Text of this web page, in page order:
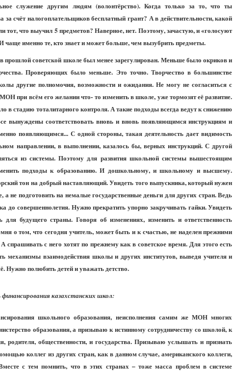
служение другим людям (волонтёрство). Когда только за то, что ты
счёт налогоплательщиков бесплатный грант? А в действительности, какой
тот, что выучил 5 предметов? Наверное, нет. Поэтому, зачастую, и «голосуют
именно те, кто знает и может больше, чем вызубрить предметы.
прошлой советской школе был менее зарегулирован. Меньше было окриков и
Проверяющих было меньше. Это точно. Творчество в большинстве
другие полномочия, возможности и ожидания. Не могу не согласиться с
при всём его желании что- то изменить в школе, уже тормозят её развитие.
в стадию тоталитарного контроля. А такие подходы всегда ведут к снижению
вынуждены соответствовать вновь и вновь появляющимся инструкциям и
появляющимся... С одной стороны, такая деятельность дает видимость
направлении, в выполнении, казалось бы, верных инструкций. С другой
из системы. Поэтому для развития школьной системы вышестоящим
подходы к образованию. И дошкольному, и школьному и высшему.
тон на добрый наставляющий. Увидеть того выпускника, который нужен
а не подготовить на немалые государственные деньги для других стран. Ведь
до совершеннолетия. Нужно прекратить упорно закручивать гайки. Увидеть
для будущего страны. Говоря об изменениях, изменить и ответственность
о том, что сегодня учитель, может быть и к счастью, не наделен прежними
спрашивать с него хотят по прежнему как в советское время. Для этого есть
механизмы взаимодействия школы и других институтов, выведя учителя и
Нужно полюбить детей и уважать детство.
казахстанских школ:
школьного образования, неисполнения самим же МОН многих
образования, а призываю к истинному сотрудничеству со школой, к
общественности, и государства. Призываю услышать и признать
коллег из других стран, как в данном случае, американского коллеги,
с тем помнить, что в этих странах – тоже масса проблем в системе